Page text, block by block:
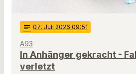
notes 07. Juli 2026 09:51
A93
In Anhänger gekracht -
verletzt